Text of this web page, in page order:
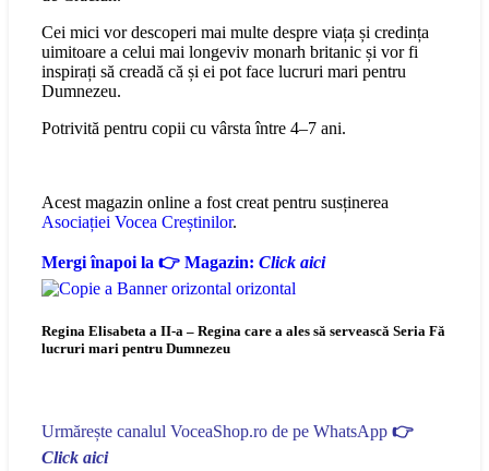
Cei mici vor descoperi mai multe despre viața și credința
uimitoare a celui mai longeviv monarh britanic și vor fi
inspirați să creadă că și ei pot face lucruri mari pentru
Dumnezeu.
Potrivită pentru copii cu vârsta între 4–7 ani.
Acest magazin online a fost creat pentru susținerea
Asociației Vocea Creștinilor.
Mergi înapoi la 👉 Magazin: Click aici
Regina Elisabeta a II-a – Regina care a ales să servească Seria Fă
lucruri mari pentru Dumnezeu
Urmărește canalul VoceaShop.ro de pe WhatsApp 👉
Click aici